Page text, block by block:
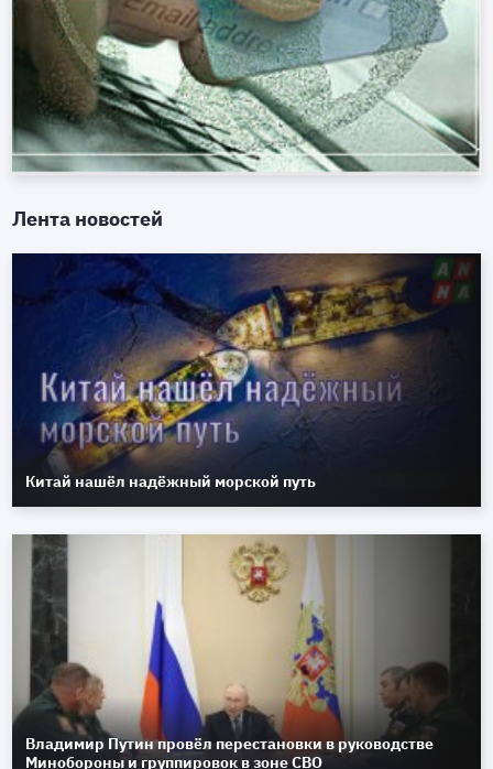
Лента новостей
Китай нашёл надёжный морской путь
Владимир Путин провёл перестановки в руководстве
Минобороны и группировок в зоне СВО